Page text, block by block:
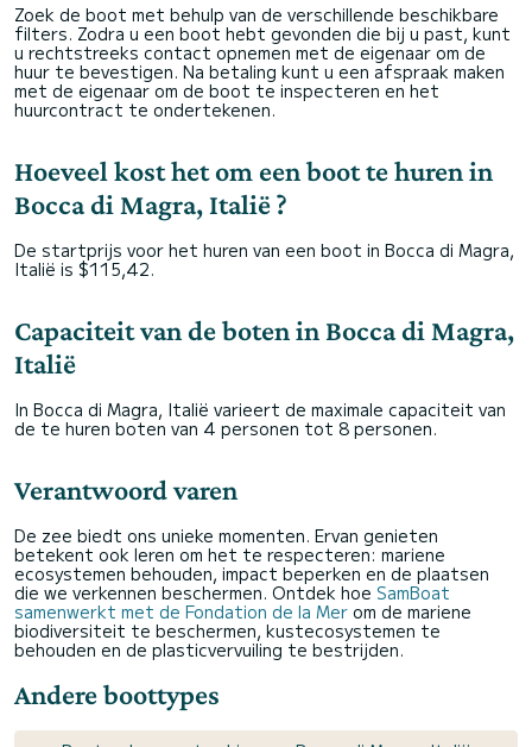
Zoek de boot met behulp van de verschillende beschikbare
filters. Zodra u een boot hebt gevonden die bij u past, kunt
u rechtstreeks contact opnemen met de eigenaar om de
huur te bevestigen. Na betaling kunt u een afspraak maken
met de eigenaar om de boot te inspecteren en het
huurcontract te ondertekenen.
Hoeveel kost het om een boot te huren in
Bocca di Magra, Italië ?
De startprijs voor het huren van een boot in Bocca di Magra,
Italië is $115,42.
Capaciteit van de boten in Bocca di Magra,
Italië
In Bocca di Magra, Italië varieert de maximale capaciteit van
de te huren boten van 4 personen tot 8 personen.
Verantwoord varen
De zee biedt ons unieke momenten. Ervan genieten
betekent ook leren om het te respecteren: mariene
ecosystemen behouden, impact beperken en de plaatsen
die we verkennen beschermen. Ontdek hoe SamBoat
samenwerkt met de Fondation de la Mer om de mariene
biodiversiteit te beschermen, kustecosystemen te
behouden en de plasticvervuiling te bestrijden.
Andere boottypes